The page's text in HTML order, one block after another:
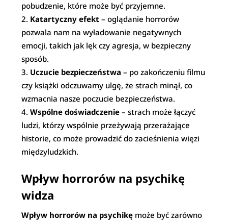
pobudzenie, które może być przyjemne.
Katartyczny efekt – oglądanie horrorów
pozwala nam na wyładowanie negatywnych
emocji, takich jak lęk czy agresja, w bezpieczny
sposób.
Uczucie bezpieczeństwa – po zakończeniu filmu
czy książki odczuwamy ulgę, że strach minął, co
wzmacnia nasze poczucie bezpieczeństwa.
Wspólne doświadczenie – strach może łączyć
ludzi, którzy wspólnie przeżywają przerażające
historie, co może prowadzić do zacieśnienia więzi
międzyludzkich.
Wpływ horrorów na psychikę
widza
Wpływ horrorów na psychikę może być zarówno